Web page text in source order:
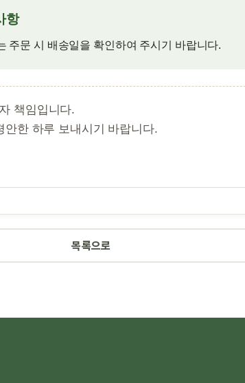
항
주문 시 배송일을 확인하여 주시기 바랍니다.
책임입니다.
한 하루 보내시기 바랍니다.
목록으로